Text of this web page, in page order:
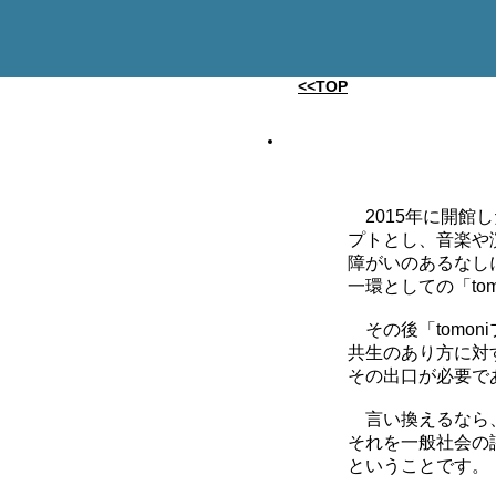
<<TOP
2015年に開館し
プトとし、音楽
障がいのあるな
一環としての「
その後「tomoni
共生のあり方に対
その出口が必要
言い換えるなら
それを一般社会
ということです。